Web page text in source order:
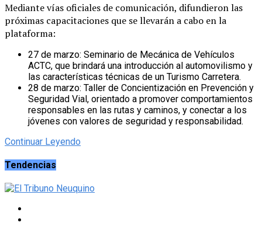
Mediante vías oficiales de comunicación, difundieron las
próximas capacitaciones que se llevarán a cabo en la
plataforma:
27 de marzo: Seminario de Mecánica de Vehículos
ACTC, que brindará una introducción al automovilismo y
las características técnicas de un Turismo Carretera.
28 de marzo: Taller de Concientización en Prevención y
Seguridad Vial, orientado a promover comportamientos
responsables en las rutas y caminos, y conectar a los
jóvenes con valores de seguridad y responsabilidad.
Continuar Leyendo
Tendencias